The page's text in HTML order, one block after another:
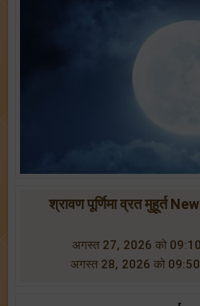
श्रावण पूर्णिमा व्रत मुहूर्त
अगस्त 27, 2026 को
अगस्त 28, 2026 को